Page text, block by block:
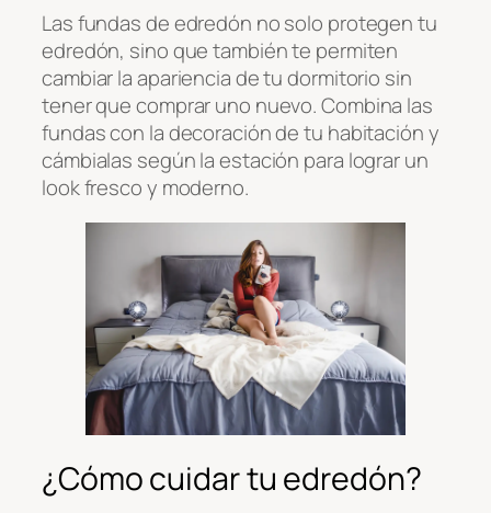
Las fundas de edredón no solo protegen tu
edredón, sino que también te permiten
cambiar la apariencia de tu dormitorio sin
tener que comprar uno nuevo. Combina las
fundas con la decoración de tu habitación y
cámbialas según la estación para lograr un
look fresco y moderno.
¿Cómo cuidar tu edredón?